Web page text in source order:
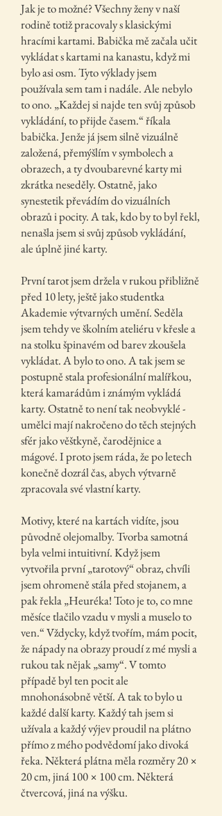
Jak je to možné? Všechny ženy v naší
rodině totiž pracovaly s klasickými
hracími kartami. Babička mě začala učit
vykládat s kartami na kanastu, když mi
bylo asi osm. Tyto výklady jsem
používala sem tam i nadále. Ale nebylo
to ono. „Každej si najde ten svůj způsob
vykládání, to přijde časem.“ říkala
babička. Jenže já jsem silně vizuálně
založená, přemýšlím v symbolech a
obrazech, a ty dvoubarevné karty mi
zkrátka neseděly. Ostatně, jako
synestetik převádím do vizuálních
obrazů i pocity. A tak, kdo by to byl řekl,
nenašla jsem si svůj způsob vykládání,
ale úplně jiné karty.
První tarot jsem držela v rukou přibližně
před 10 lety, ještě jako studentka
Akademie výtvarných umění. Seděla
jsem tehdy ve školním ateliéru v křesle a
na stolku špinavém od barev zkoušela
vykládat. A bylo to ono. A tak jsem se
postupně stala profesionální malířkou,
která kamarádům i známým vykládá
karty. Ostatně to není tak neobvyklé -
umělci mají nakročeno do těch stejných
sfér jako věštkyně, čarodějnice a
mágové. I proto jsem ráda, že po letech
konečně dozrál čas, abych výtvarně
zpracovala své vlastní karty.
Motivy, které na kartách vidíte, jsou
původně olejomalby. Tvorba samotná
byla velmi intuitivní. Když jsem
vytvořila první „tarotový“ obraz, chvíli
jsem ohromeně stála před stojanem, a
pak řekla „Heuréka! Toto je to, co mne
měsíce tlačilo vzadu v mysli a muselo to
ven.“ Vždycky, když tvořím, mám pocit,
že nápady na obrazy proudí z mé mysli a
rukou tak nějak „samy“. V tomto
případě byl ten pocit ale
mnohonásobně větší. A tak to bylo u
každé další karty. Každý tah jsem si
užívala a každý výjev proudil na plátno
přímo z mého podvědomí jako divoká
řeka. Některá plátna měla rozměry 20 ×
20 cm, jiná 100 × 100 cm. Některá
čtvercová, jiná na výšku.